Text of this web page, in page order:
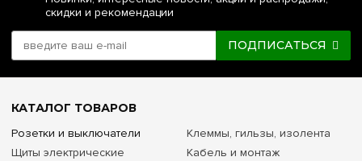
скидки и рекомендации
ПОДПИСАТЬСЯ
КАТАЛОГ ТОВАРОВ
Розетки и выключатели
Щиты электрические
Клеммы, гильзы, изолента
Кабель и монтаж